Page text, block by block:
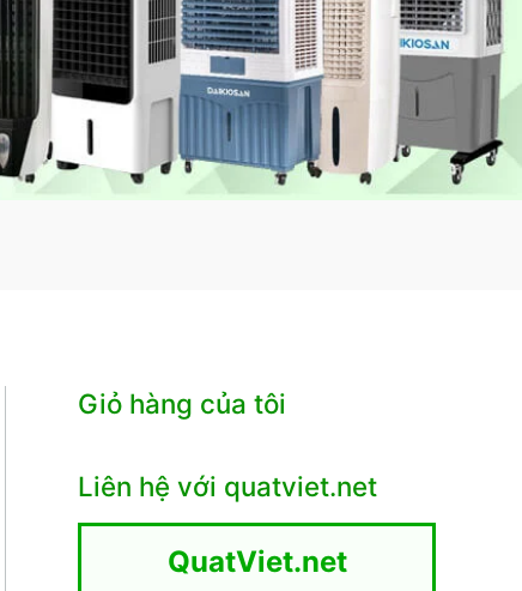
Giỏ hàng của tôi
Liên hệ với quatviet.net
QuatViet.net